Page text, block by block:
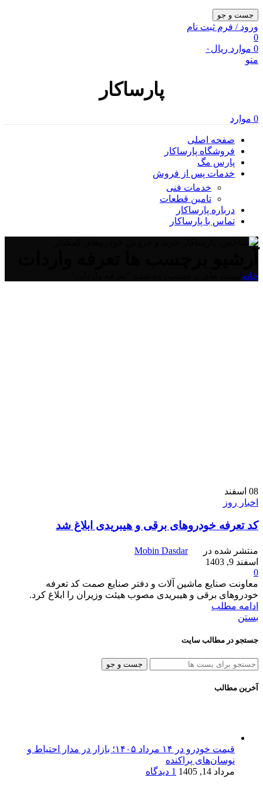
جست و جو
ورود / فرم ثبت نام
0
0 موارد ریال ۰
منو
پارساکار
0 موارد
صفحه اصلی
فروشگاه پارساکار
پارس مگ
خدمات پس از فروش
خدمات فنی
تامین قطعات
درباره پارساکار
تماس با پارساکار
خانه
08 اسفند
اخبار روز
کد تعرفه خودروهای برقی و هیبریدی ابلاغ شد
منتشر شده در
Mobin Dasdar
اسفند 9, 1403
0
معاونت صنایع ماشین آلات و دفتر صنایع صمت کد تعرفه
خودروهای برقی و هیبریدی مصوب هیئت وزیران را ابلاغ کرد.
ادامه مطلب
بستن
جستجو در مطالب سایت
جست و جو
آخرین مطالب
قیمت خودرو در ۱۴ مرداد ۱۴۰۵؛ بازار در مدار احتیاط و
نوسان‌های پراکنده
مرداد 14, 1405
1 دیدگاه